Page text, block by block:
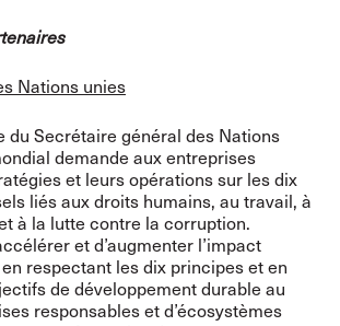
Nations unies
du Secrétaire général des Nations
demande aux entreprises
et leurs opérations sur les dix
liés aux droits humains, au travail, à
à la lutte contre la corruption.
et d’augmenter l’impact
respectant les dix principes et en
de développement durable au
responsables et d’écosystèmes